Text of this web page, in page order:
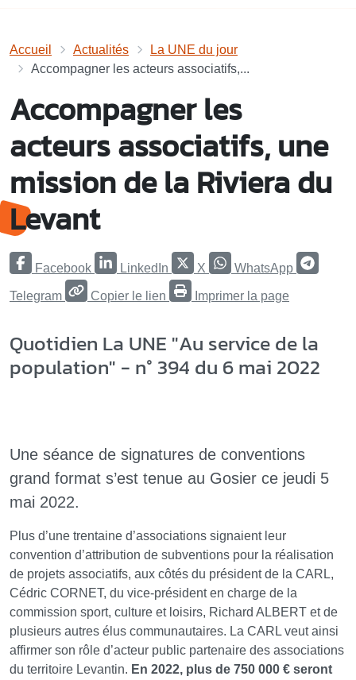
Accueil Actualités
La UNE du jour
Accompagner les acteurs associatifs,...
Accompagner les
acteurs associatifs, une
mission de la Riviera du
Levant
Facebook LinkedIn X WhatsApp
Telegram Copier le lien Imprimer la page
Quotidien La UNE "Au service de la
population" - n° 394 du 6 mai 2022
Une séance de signatures de conventions
grand format s’est tenue au Gosier ce jeudi 5
mai 2022.
Plus d’une trentaine d’associations signaient leur
convention d’attribution de subventions pour la réalisation
de projets associatifs, aux côtés du président de la CARL,
Cédric CORNET, du vice-président en charge de la
commission sport, culture et loisirs, Richard ALBERT et de
plusieurs autres élus communautaires. La CARL veut ainsi
affirmer son rôle d’acteur public partenaire des associations
du territoire Levantin. En 2022, plus de 750 000 € seront